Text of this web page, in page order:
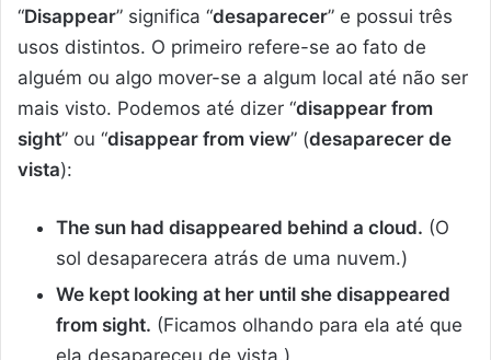
“Disappear” significa “desaparecer” e possui três
usos distintos. O primeiro refere-se ao fato de
alguém ou algo mover-se a algum local até não ser
mais visto. Podemos até dizer “disappear from
sight” ou “disappear from view” (desaparecer de
vista):
The sun had disappeared behind a cloud. (O
sol desaparecera atrás de uma nuvem.)
We kept looking at her until she disappeared
from sight. (Ficamos olhando para ela até que
ela desapareceu de vista.)